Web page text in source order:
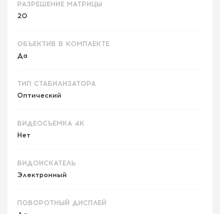
РАЗРЕШЕНИЕ МАТРИЦЫ
20
ОБЪЕКТИВ В КОМПЛЕКТЕ
Да
ТИП СТАБИЛИЗАТОРА
Оптический
ВИДЕОСЪЕМКА 4K
Нет
ВИДОИСКАТЕЛЬ
Электронный
ПОВОРОТНЫЙ ДИСПЛЕЙ